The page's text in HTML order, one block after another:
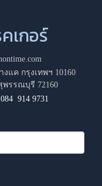
เกอร์
แค กรุงเทพฯ 10160
พรรณบุรี 72160
084 914 9731